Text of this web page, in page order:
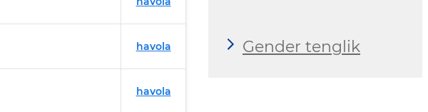
havola
havola
Gender tenglik